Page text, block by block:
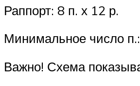
Раппорт: 8 п. х 12 р.
Минимальное число
Важно! Схема